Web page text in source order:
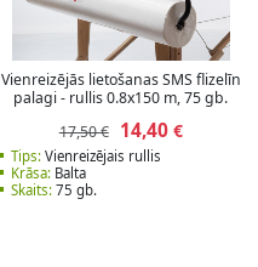
Vienreizējās lietošanas SMS flizelīn
palagi - rullis 0.8x150 m, 75 gb.
17,50 €
14,40€
Tips: Vienreizējais rullis
Krāsa: Balta
Skaits: 75 gb.